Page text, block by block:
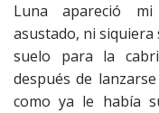
Luna apareció
asustado, ni
suelo para la
después de
como ya le había